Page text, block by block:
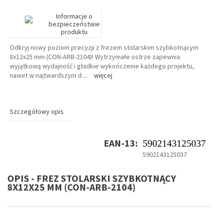
Informacje o
bezpieczeństwie
produktu
Odkryj nowy poziom precyzji z frezem stolarskim szybkotnącym
8x12x25 mm (CON-ARB-2104)! Wytrzymałe ostrze zapewnia
wyjątkową wydajność i gładkie wykończenie każdego projektu,
nawet w najtwardszym d ... więcej
Szczegółowy opis
EAN-13: 5902143125037
5902143125037
OPIS - FREZ STOLARSKI SZYBKOTNĄCY
8X12X25 MM (CON-ARB-2104)